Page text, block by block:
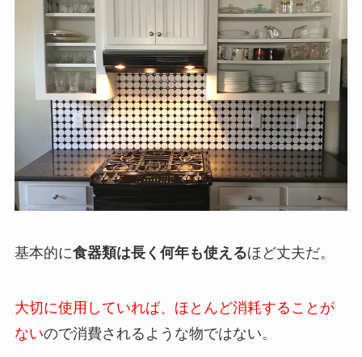
基本的に食器類は長く何年も使えるほど丈夫だ。
大切に使用していれば、ほとんど消耗することが
ないので消費されるような物ではない。